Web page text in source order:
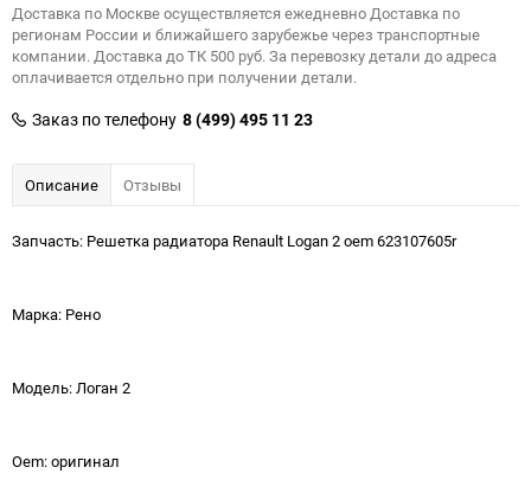
Доставка по Москве осуществляется ежедневно Доставка по
регионам России и ближайшего зарубежье через транспортные
компании. Доставка до ТК 500 руб. За перевозку детали до адреса
оплачивается отдельно при получении детали.
Заказ по телефону 8 (499) 495 11 23
Описание Отзывы
Запчасть: Решетка радиатора Renault Logan 2 oem 623107605r
Марка: Рено
Модель: Логан 2
Oem: оригинал